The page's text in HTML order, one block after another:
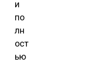
и
по
лн
ост
ью